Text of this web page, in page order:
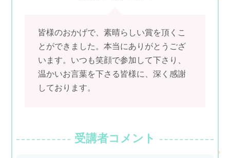
皆様のおかげで、素晴らしい賞を頂くこ
とができました。本当にありがとうござ
います。いつも笑顔で参加して下さり、
温かいお言葉を下さる皆様に、深く感謝
しております。
受講者コメント